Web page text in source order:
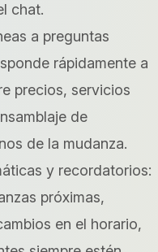
chat.
a preguntas
rápidamente a
precios, servicios
de
de la mudanza.
y recordatorios:
próximas,
en el horario,